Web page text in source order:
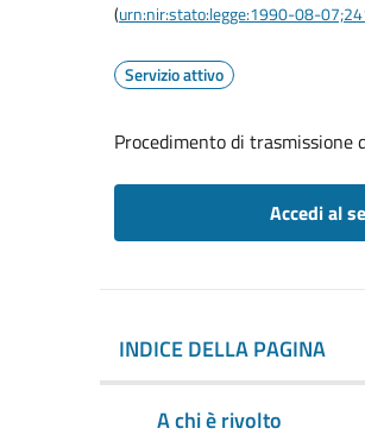
(urn:nir:stato:legge:1990-08-
Servizio attivo
Procedimento di
Accedi al
INDICE DELLA PAGINA
A chi è rivolto